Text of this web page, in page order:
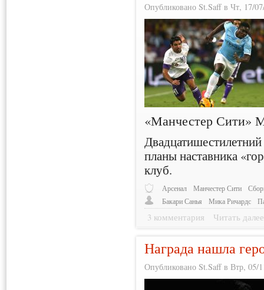
Опубликовано St.Saff в Чт, 17/
«Манчестер Сити»
планы наставника
клуб.
Арсенал Манчестер Сити
Бакари Санья
Мика Ричардс
3 комментария Читать далее
Награда нашла
Опубликовано St.Saff в Втр, 05/